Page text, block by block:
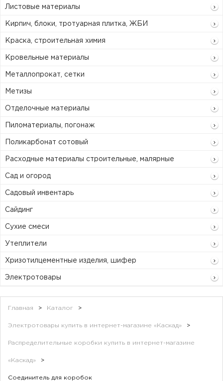
Листовые материалы
Кирпич, блоки, тротуарная плитка, ЖБИ
Краска, строительная химия
Кровельные материалы
Металлопрокат, сетки
Метизы
Отделочные материалы
Пиломатериалы, погонаж
Поликарбонат сотовый
Расходные материалы строительные, малярные
Сад и огород
Садовый инвентарь
Сайдинг
Сухие смеси
Утеплители
Хризотилцементные изделия, шифер
Электротовары
Главная > Каталог >
Электротовары купить в интернет-магазине «Каскад» >
Распределительные коробки купить в интернет-магазине
«Каскад» >
Соединитель для коробок